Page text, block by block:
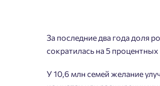
За последние два года доля
сократилась на 5
У 10,6 млн семей желание